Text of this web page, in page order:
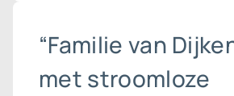
“Familie van
met stroomloze